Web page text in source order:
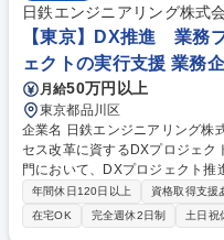
す。ファイバースコープなどの
【午後】実際の現場でガス気化
終了。※建物の改変を含む工事
会にも参加して知識と技術を深めていただき
未経験歓迎【池袋/ガス設備メン
日鉄エンジニアリング株式
【東京】DX推進 業務
ェクトの実行支援 業務
月給50万円以上
東京都品川区
企業名 日鉄エンジニアリング株式会社 求人名 【東京】DX推
セス改革に資するDXプロジェクトの実行支援 仕事
門において、DXプロジェクト推
セス改革に資するDXプロジェ
まで）をご担当いただきます。 全社横断のような大きなDXプロジェクト
ではなく、各事業部門や共通部
年間休日120日以上 資格取得支援
在宅OK
完全週休2日制 土日祝